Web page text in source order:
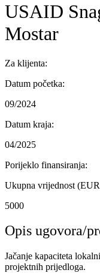
USAID
Mostar
Za klijenta:
Datum početka:
09/2024
Datum kraja:
04/2025
Porijeklo finansiranja:
Ukupna vrijednost
5000
Opis ugovora/
Jačanje kapaciteta
projektnih prijedloga.